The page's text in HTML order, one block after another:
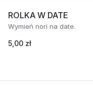
ROLKA W DATE
Wymień nori na date.
5,00 zł